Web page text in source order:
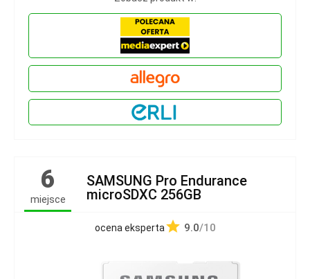
6
miejsce
SAMSUNG Pro Endurance
microSDXC 256GB
ocena eksperta 9.0/10